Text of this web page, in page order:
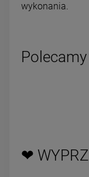
wykonania.
❤